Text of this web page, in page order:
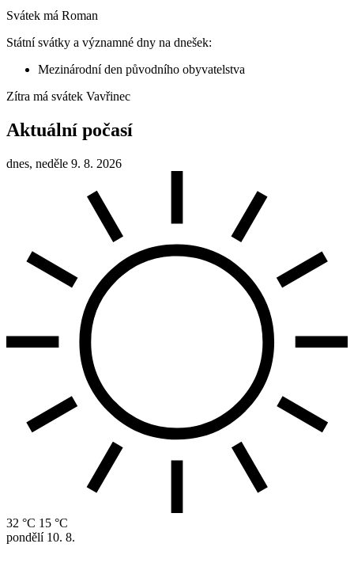
Svátek má Roman
Státní svátky a významné dny na dnešek:
Mezinárodní den původního obyvatelstva
Zítra má svátek Vavřinec
Aktuální počasí
dnes, neděle 9. 8. 2026
32 °C 15 °C
pondělí 10. 8.